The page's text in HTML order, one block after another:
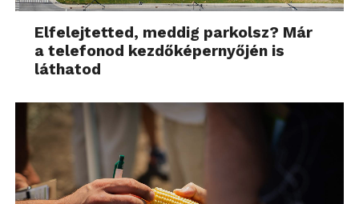
Elfelejtetted, meddig parkolsz? Már
a telefonod kezdőképernyőjén is
láthatod